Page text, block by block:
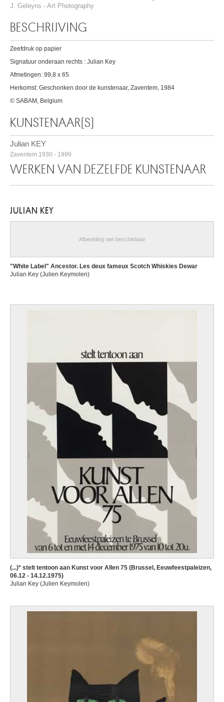
J. Geleyns - Art Photography
BESCHRIJVING
Zeefdruk op papier
Signatuur onderaan rechts : Julian Key
Afmetingen: 99,8 x 65
Herkomst: Geschonken door de kunstenaar, Zaventem, 1984
© SABAM, Belgium
KUNSTENAAR(S)
Julian KEY
Zaventem 1930 - 1999
WERKEN VAN DEZELFDE KUNSTENAAR
JULIAN KEY
Afbeelding niet beschikbaar
"White Label" Ancestor. Les deux fameux Scotch Whiskies Dewar
Julian Key (Julien Keymolen)
(...)* stelt tentoon aan Kunst voor Allen 75 (Brussel, Eeuwfeestpaleizen,
06.12 - 14.12.1975)
Julian Key (Julien Keymolen)